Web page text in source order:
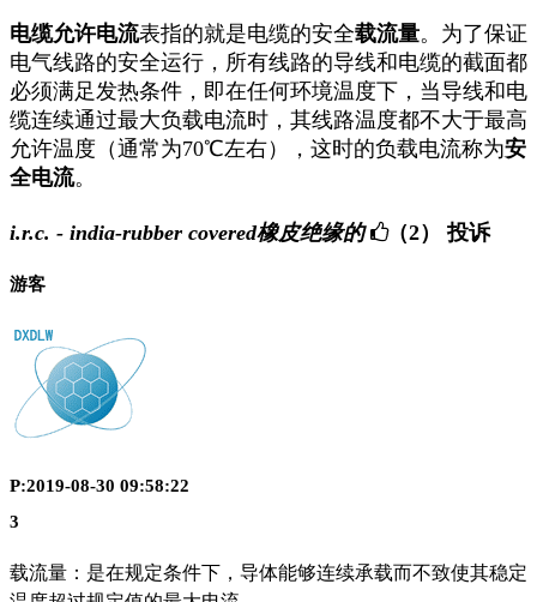
电缆允许电流表指的就是电缆的安全载流量。为了保证
电气线路的安全运行，所有线路的导线和电缆的截面都
必须满足发热条件，即在任何环境温度下，当导线和电
缆连续通过最大负载电流时，其线路温度都不大于最高
允许温度（通常为70℃左右），这时的负载电流称为安
全电流。
i.r.c. - india-rubber covered橡皮绝缘的 （2） 投诉
游客
P:2019-08-30 09:58:22
3
载流量：是在规定条件下，导体能够连续承载而不致使其稳定